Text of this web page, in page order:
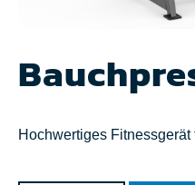
Hochwertiges Fitnessgerät